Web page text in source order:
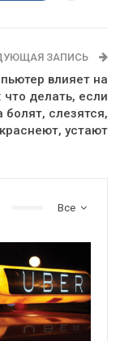
ЗАПИСЬ
влияет на
что делать, если
болят, слезятся,
краснеют, устают
Все